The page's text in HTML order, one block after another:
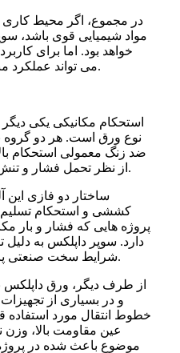
در مجموع، اگر محیط کاری
مواد شیمیایی قوی باشد،
خواهد بود. اما برای
می تواند عملکرد مناسبی با هزینه کمتر ارائه دهد.
استحکام مکانیکی یکی
نوع ورق است. هر دو گروه
ضد زنگ معمولی استحکام
از نظر تحمل فشار و تنش عملکرد بهتری ارائه می دهد.
ساختار دو فازی این
کششی و استحکام تسلیم
پروژه هایی که فشار و بار
دارد. سوپر داپلکس به
شرایط سخت صنعتی پایداری بیشتری نشان می دهد.
از طرف دیگر، ورق داپلکس
و در بسیاری از
خطوط انتقال مورد استفاده
عین مقاومت بالا، وزن
موضوع باعث شده در